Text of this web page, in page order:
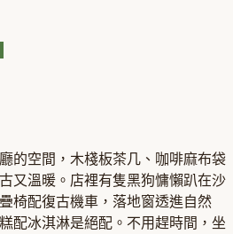
的空間，木棧板茶几、咖啡麻布袋
又溫暖。店裡有隻黑狗慵懶趴在沙
椅配復古機車，落地窗透進自然
配冰淇淋是絕配。不用趕時間，坐